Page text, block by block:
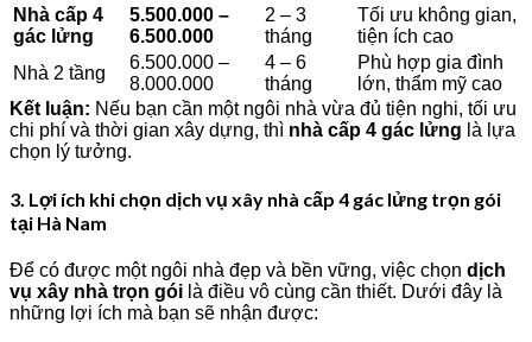
Nhà cấp 4
gác lửng
5.500.000 –
6.500.000
2 – 3
tháng
Tối ưu không gian,
tiện ích cao
Nhà 2 tầng
6.500.000 –
8.000.000
4 – 6
tháng
Phù hợp gia đình
lớn, thẩm mỹ cao
Kết luận: Nếu bạn cần một ngôi nhà vừa đủ tiện nghi, tối ưu
chi phí và thời gian xây dựng, thì nhà cấp 4 gác lửng là lựa
chọn lý tưởng.
3. Lợi ích khi chọn dịch vụ xây nhà cấp 4 gác lửng trọn gói
tại Hà Nam
Để có được một ngôi nhà đẹp và bền vững, việc chọn dịch
vụ xây nhà trọn gói là điều vô cùng cần thiết. Dưới đây là
những lợi ích mà bạn sẽ nhận được: